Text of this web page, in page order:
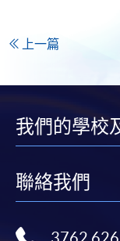
上一篇
我們的學校
聯絡我們
3762